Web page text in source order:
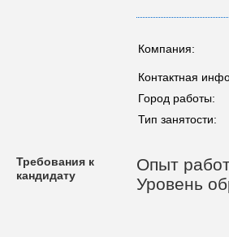
Компания:
Контактная
Город работы:
Тип занятости:
Требования к
кандидату
Опыт
Уровень